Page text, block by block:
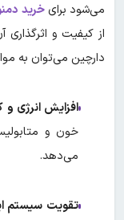
می‌شود برایخرید
از کیفیت و
دارچین می‌توان به
افزایش انرژی
خون و
می‌دهد.
تقویت سیستم